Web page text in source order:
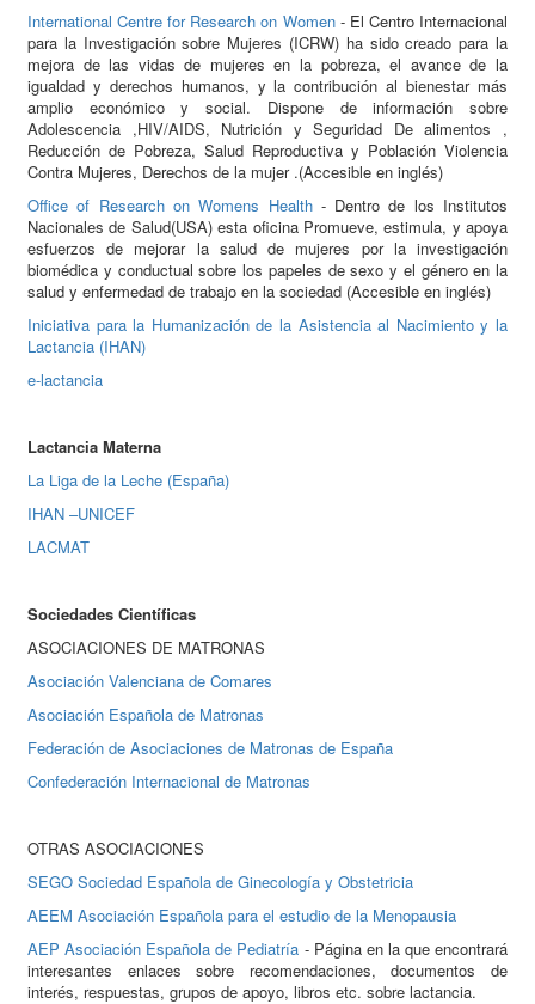
International Centre for Research on Women- El Centro Internacional
para la Investigación sobre Mujeres (ICRW) ha sido creado para la
mejora de las vidas de mujeres en la pobreza, el avance de la
igualdad y derechos humanos, y la contribución al bienestar más
amplio económico y social. Dispone de información sobre
Adolescencia ,HIV/AIDS, Nutrición y Seguridad De alimentos ,
Reducción de Pobreza, Salud Reproductiva y Población Violencia
Contra Mujeres, Derechos de la mujer .(Accesible en inglés)
Office of Research on Womens Health- Dentro de los Institutos
Nacionales de Salud(USA) esta oficina Promueve, estimula, y apoya
esfuerzos de mejorar la salud de mujeres por la investigación
biomédica y conductual sobre los papeles de sexo y el género en la
salud y enfermedad de trabajo en la sociedad (Accesible en inglés)
Iniciativa para la Humanización de la Asistencia al Nacimiento y la
Lactancia (IHAN)
e-lactancia
Lactancia Materna
La Liga de la Leche (España)
IHAN –UNICEF
LACMAT
Sociedades Científicas
ASOCIACIONES DE MATRONAS
Asociación Valenciana de Comares
Asociación Española de Matronas
Federación de Asociaciones de Matronas de España
Confederación Internacional de Matronas
OTRAS ASOCIACIONES
SEGO Sociedad Española de Ginecología y Obstetricia
AEEM Asociación Española para el estudio de la Menopausia
AEP Asociación Española de Pediatría - Página en la que encontrará
interesantes enlaces sobre recomendaciones, documentos de
interés, respuestas, grupos de apoyo, libros etc. sobre lactancia.